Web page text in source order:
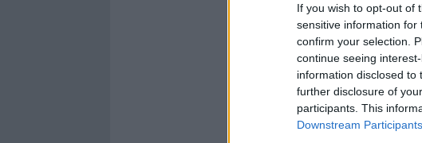
If you wish to opt-out of
sensitive information
confirm your selection.
continue seeing
information disclosed
further disclosure of
participants. This
Downstream Participants